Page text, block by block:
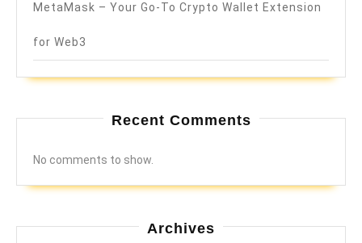
MetaMask – Your Go-To Crypto Wallet Extension
for Web3
Recent Comments
No comments to show.
Archives